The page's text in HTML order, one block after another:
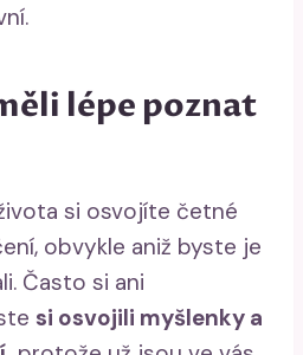
lépe poznat
si osvojíte četné
obvykle aniž byste je
Často si ani
si osvojili myšlenky a